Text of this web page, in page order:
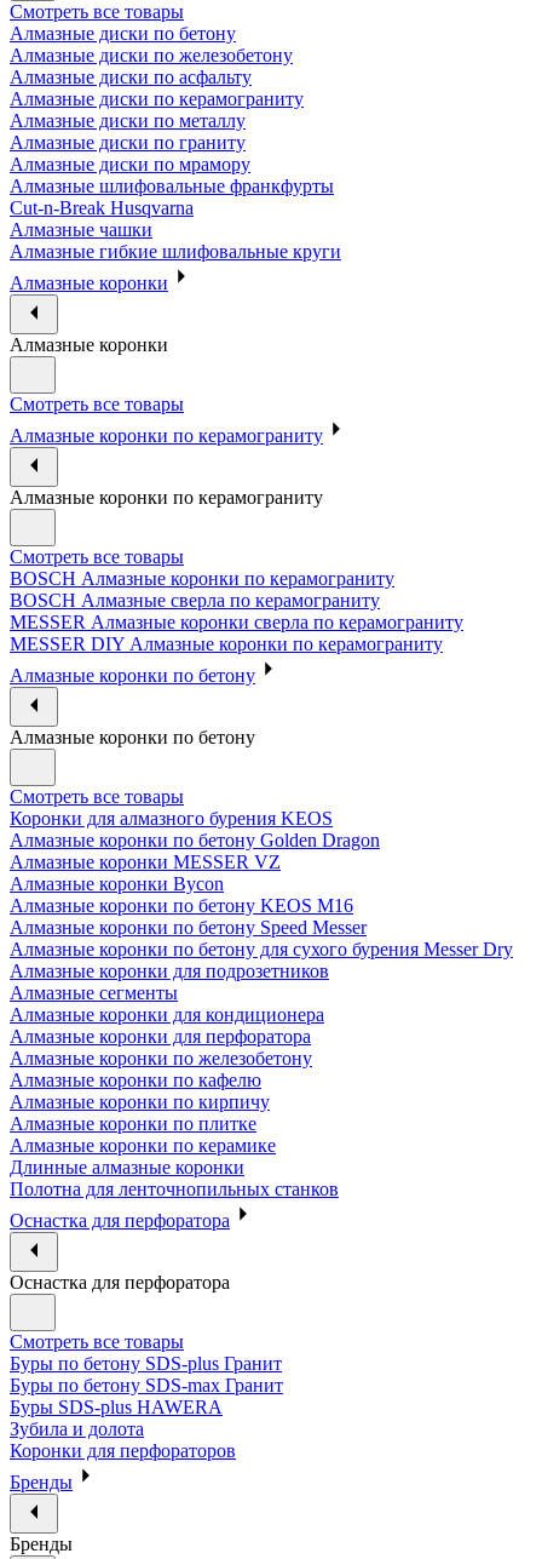
Смотреть все товары
Алмазные диски по бетону
Алмазные диски по железобетону
Алмазные диски по асфальту
Алмазные диски по керамограниту
Алмазные диски по металлу
Алмазные диски по граниту
Алмазные диски по мрамору
Алмазные шлифовальные франкфурты
Cut-n-Break Husqvarna
Алмазные чашки
Алмазные гибкие шлифовальные круги
Алмазные коронки
Алмазные коронки
Смотреть все товары
Алмазные коронки по керамограниту
Алмазные коронки по керамограниту
Смотреть все товары
BOSCH Алмазные коронки по керамограниту
BOSCH Алмазные сверла по керамограниту
MESSER Алмазные коронки сверла по керамограниту
MESSER DIY Алмазные коронки по керамограниту
Алмазные коронки по бетону
Алмазные коронки по бетону
Смотреть все товары
Коронки для алмазного бурения KEOS
Алмазные коронки по бетону Golden Dragon
Алмазные коронки MESSER VZ
Алмазные коронки Bycon
Алмазные коронки по бетону KEOS M16
Алмазные коронки по бетону Speed Messer
Алмазные коронки по бетону для сухого бурения Messer Dry
Алмазные коронки для подрозетников
Алмазные сегменты
Алмазные коронки для кондиционера
Алмазные коронки для перфоратора
Алмазные коронки по железобетону
Алмазные коронки по кафелю
Алмазные коронки по кирпичу
Алмазные коронки по плитке
Алмазные коронки по керамике
Длинные алмазные коронки
Полотна для ленточнопильных станков
Оснастка для перфоратора
Оснастка для перфоратора
Смотреть все товары
Буры по бетону SDS-plus Гранит
Буры по бетону SDS-max Гранит
Буры SDS-plus HAWERA
Зубила и долота
Коронки для перфораторов
Бренды
Бренды